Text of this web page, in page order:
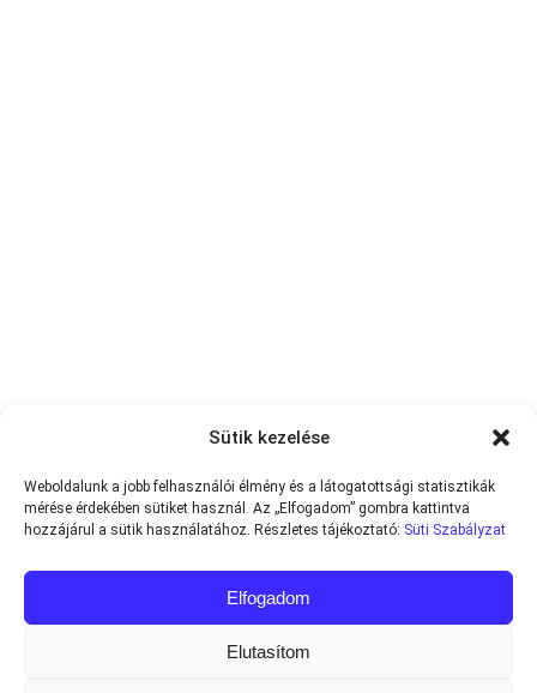
Sütik kezelése
Weboldalunk a jobb felhasználói élmény és a látogatottsági statisztikák
mérése érdekében sütiket használ. Az „Elfogadom” gombra kattintva
hozzájárul a sütik használatához. Részletes tájékoztató: Süti Szabályzat
Elfogadom
Elutasítom